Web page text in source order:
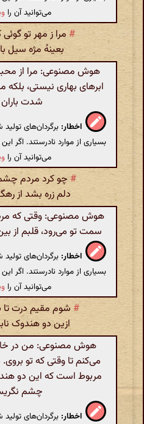
می‌توانید آن را
# مرا ز مهر تو
بعینهُ مژه سیل
هوش مصنوعی: مرا از
ابرهای بهاری نیستی،
شدت باران
اخطار: برگردان‌های
بسیاری از موارد نادرستند. اگر
می‌توانید آن را
# چو کرد مردم
دلم زره بشد از
هوش مصنوعی: وقتی که
سمت تو می‌رود، قلبم از
اخطار: برگردان‌های
بسیاری از موارد نادرستند. اگر
می‌توانید آن را
# شوم مقیم درت
ازین دو هندوک
هوش مصنوعی: من در
می‌کنم تا وقتی که تو
مربوط است که این دو
چشم
اخطار: برگردان‌های